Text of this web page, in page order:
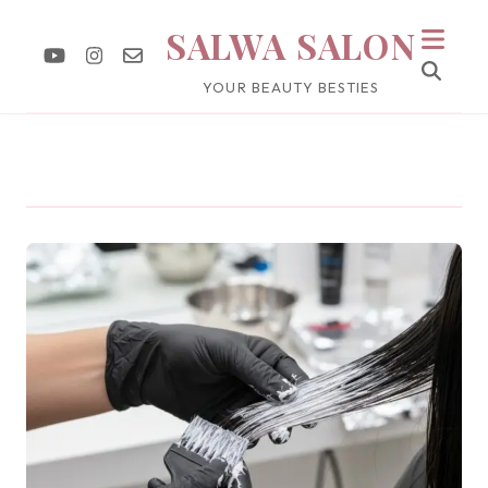
SALWA SALON
YOUR BEAUTY BESTIES